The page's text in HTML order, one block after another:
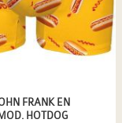
FRANK EN
HOTDOG